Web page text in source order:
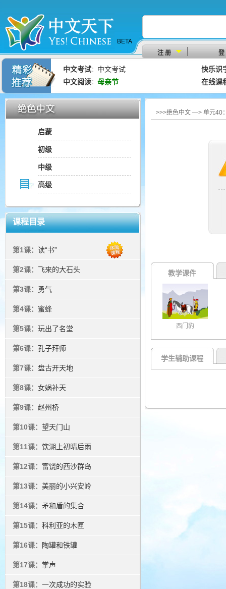
BETA
注 册
登
中文考试： 中文考试
快乐识
中文阅读： 母亲节 在线课
启蒙
初级
中级
高级
课程目录
第1课： 读“书”
第2课： 飞来的大石头
第3课： 勇气
第4课： 蜜蜂
第5课： 玩出了名堂
第6课： 孔子拜师
第7课： 盘古开天地
第8课： 女娲补天
第9课： 赵州桥
第10课： 望天门山
第11课： 饮湖上初晴后雨
第12课： 富饶的西沙群岛
第13课： 美丽的小兴安岭
第14课： 矛和盾的集合
第15课： 科利亚的木匣
第16课： 陶罐和铁罐
第17课： 掌声
第18课： 一次成功的实验
>>>绝色中文 —> 单元40
教学课件
西门豹
学生辅助课程